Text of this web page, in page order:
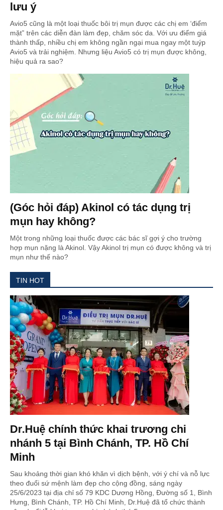
lưu ý
Avio5 cũng là một loại thuốc bôi trị mụn được các chị em ‘điểm
mặt” trên các diễn đàn làm đẹp, chăm sóc da. Với ưu điểm giá
thành thấp, nhiều chị em không ngần ngại mua ngay một tuýp
Avio5 và trải nghiệm. Nhưng liệu Avio5 có trị mụn được không,
hiệu quả ra sao?
(Góc hỏi đáp) Akinol có tác dụng trị
mụn hay không?
Một trong những loại thuốc được các bác sĩ gợi ý cho trường
hợp mụn nặng là Akinol. Vậy Akinol trị mụn có được không và trị
mụn như thế nào?
TIN HOT
Dr.Huệ chính thức khai trương chi
nhánh 5 tại Bình Chánh, TP. Hồ Chí
Minh
Sau khoảng thời gian khó khăn vì dịch bệnh, với ý chí và nỗ lực
theo đuổi sứ mệnh làm đẹp cho cộng đồng, sáng ngày
25/6/2023 tại địa chỉ số 79 KDC Dương Hồng, Đường số 1, Bình
Hưng, Bình Chánh, TP. Hồ Chí Minh, Dr.Huệ đã tổ chức thành